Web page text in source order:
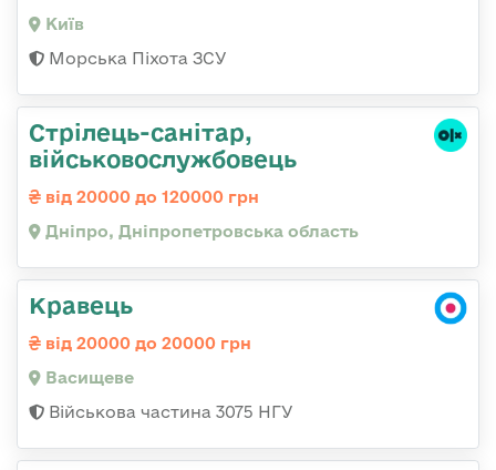
Київ
Морська Піхота ЗСУ
Стрілець-санітар,
військовослужбовець
від 20000 до 120000 грн
Дніпро, Дніпропетровська область
Кравець
від 20000 до 20000 грн
Васищеве
Військова частина 3075 НГУ